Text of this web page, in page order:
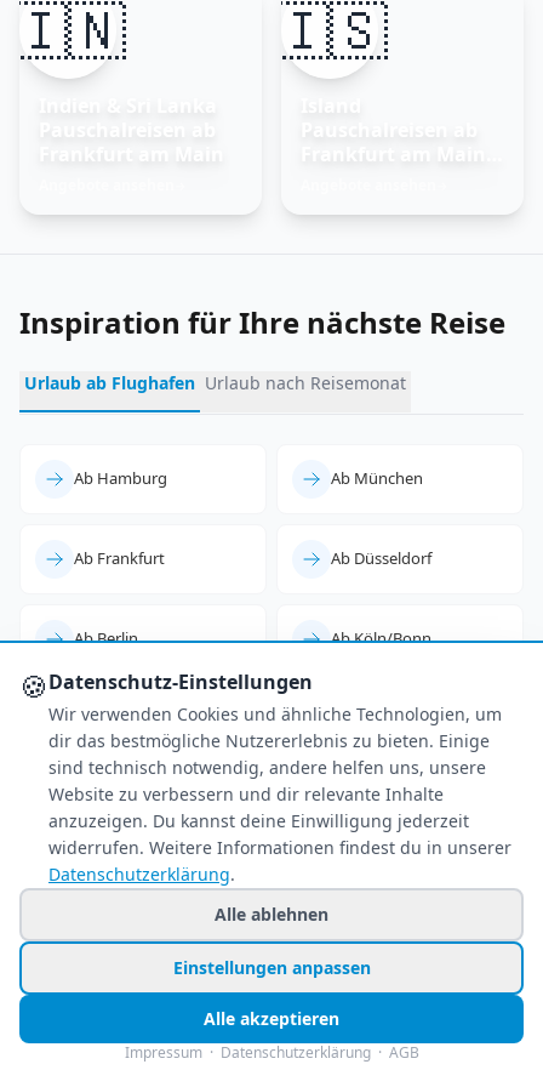
🇮🇳 🇮🇸
Inspiration für Ihre nächste Reise
Urlaub ab Flughafen Urlaub nach Reisemonat
Ab Hamburg Ab München
Ab Frankfurt Ab Düsseldorf
Ab Berlin Ab Köln/Bonn
Ab Leipzig
🍪Datenschutz-Einstellungen
Wir verwenden Cookies und ähnliche Technologien, um
dir das bestmögliche Nutzererlebnis zu bieten. Einige
sind technisch notwendig, andere helfen uns, unsere
Website zu verbessern und dir relevante Inhalte
anzuzeigen. Du kannst deine Einwilligung jederzeit
widerrufen. Weitere Informationen findest du in unserer
Datenschutzerklärung.
Alle ablehnen
Einstellungen anpassen
Alle akzeptieren
Impressum· Datenschutzerklärung· AGB